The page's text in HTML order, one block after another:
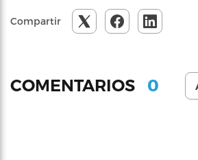
Compartir
COMENTARIOS 0